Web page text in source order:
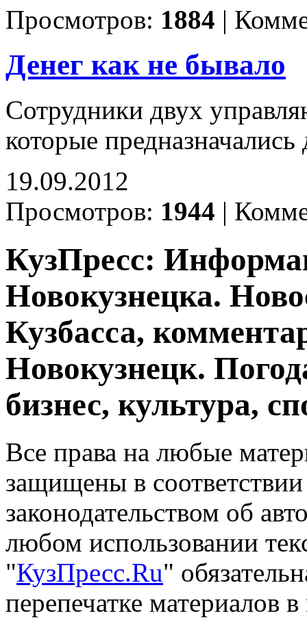
Просмотров: 1884 |
Денег как не бывало
Сотрудники двух
которые
19.09.2012
Просмотров: 1944 |
КузПресс:
Новокузнецка.
Кузбасса,
Новокузнецк.
бизнес, культура,
Все права на любые
защищены в
законодательством об
любом использовании
"КузПресс.Ru"
перепечатке материалов